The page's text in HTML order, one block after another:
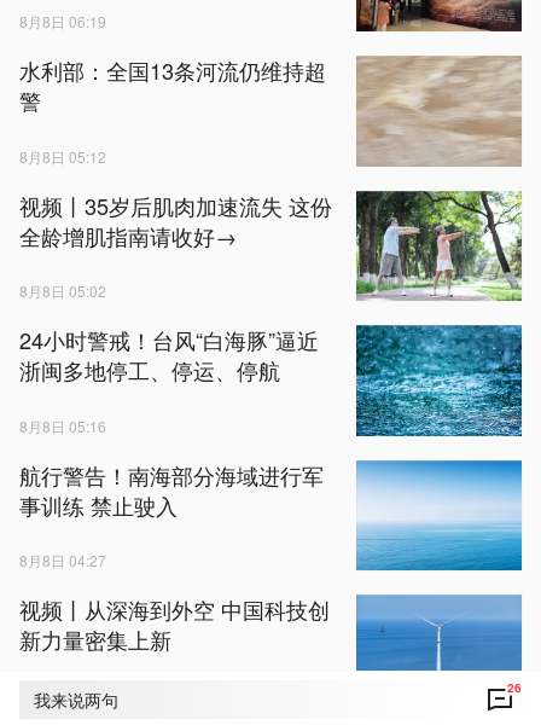
我来说两句 26
8月8日 06:19
水利部：全国13条河流仍维持超
警
8月8日 05:12
视频丨35岁后肌肉加速流失 这份
全龄增肌指南请收好→
8月8日 05:02
24小时警戒！台风“白海豚”逼近
浙闽多地停工、停运、停航
8月8日 05:16
航行警告！南海部分海域进行军
事训练 禁止驶入
8月8日 04:27
视频丨从深海到外空 中国科技创
新力量密集上新
8月8日 05:54